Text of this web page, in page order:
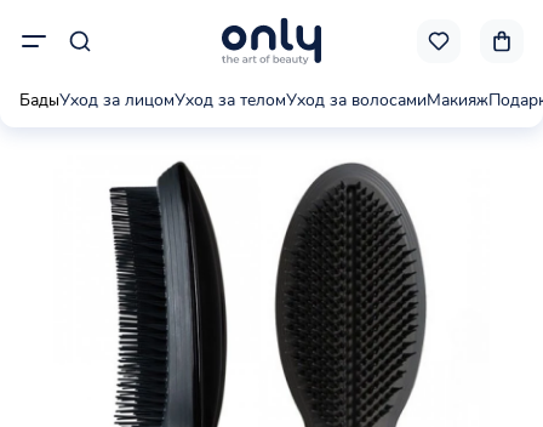
БадыУход за лицомУход за теломУход за волосамиМакияж